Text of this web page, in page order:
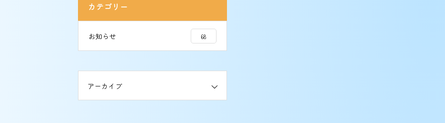
カテゴリー
お知らせ 68
アーカイブ